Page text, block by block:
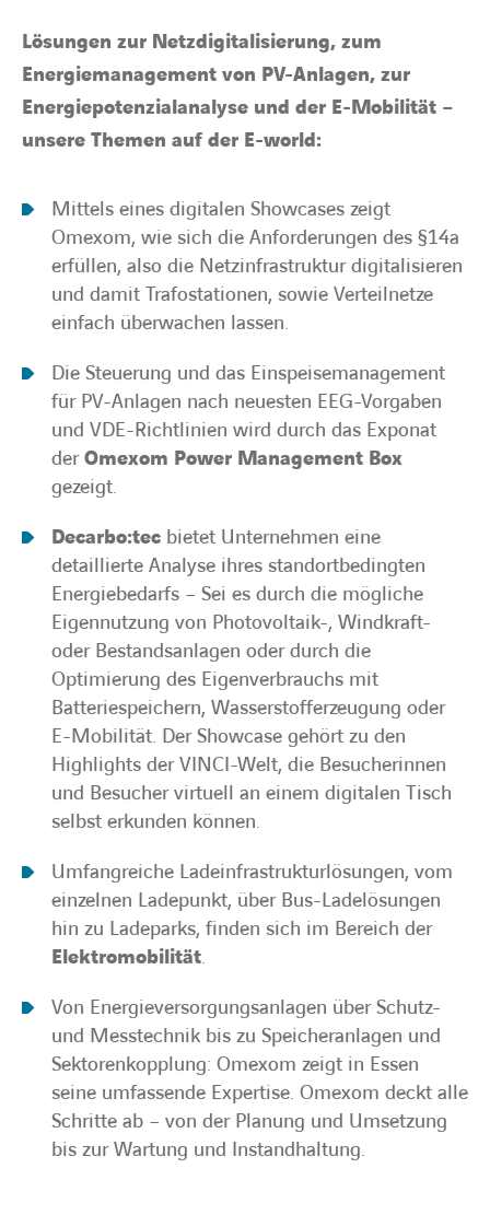
Lösungen zur Netzdigitalisierung, zum
Energiemanagement von PV-Anlagen, zur
Energiepotenzialanalyse und der E-Mobilität –
unsere Themen auf der E-world:
Mittels eines digitalen Showcases zeigt
Omexom, wie sich die Anforderungen des §14a
erfüllen, also die Netzinfrastruktur digitalisieren
und damit Trafostationen, sowie Verteilnetze
einfach überwachen lassen.
Die Steuerung und das Einspeisemanagement
für PV-Anlagen nach neuesten EEG-Vorgaben
und VDE-Richtlinien wird durch das Exponat
derOmexom Power Management Box
gezeigt.
Decarbo:tec bietet Unternehmen eine
detaillierte Analyse ihres standortbedingten
Energiebedarfs – Sei es durch die mögliche
Eigennutzung von Photovoltaik-, Windkraft-
oder Bestandsanlagen oder durch die
Optimierung des Eigenverbrauchs mit
Batteriespeichern, Wasserstofferzeugung oder
E-Mobilität. Der Showcase gehört zu den
Highlights der VINCI-Welt, die Besucherinnen
und Besucher virtuell an einem digitalen Tisch
selbst erkunden können.
Umfangreiche Ladeinfrastrukturlösungen, vom
einzelnen Ladepunkt, über Bus-Ladelösungen
hin zu Ladeparks, finden sich im Bereich der
Elektromobilität.
Von Energieversorgungsanlagen über Schutz-
und Messtechnik bis zu Speicheranlagen und
Sektorenkopplung: Omexom zeigt in Essen
seine umfassende Expertise. Omexom deckt alle
Schritte ab – von der Planung und Umsetzung
bis zur Wartung und Instandhaltung.